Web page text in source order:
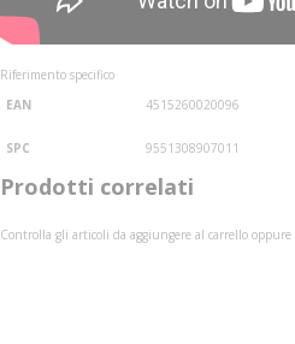
Riferimento specifico
EAN
4515260020096
SPC 9551308907011
Prodotti correlati
Controlla gli articoli da aggiungere al carrello oppure